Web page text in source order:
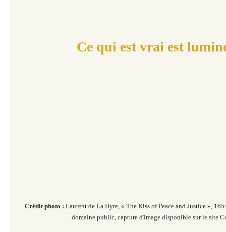
Ce qui est vrai est
Crédit photo : Laurent de La Hyre, « The Kiss of Peace and Justice »,
domaine public, capture d'image disponible sur le site